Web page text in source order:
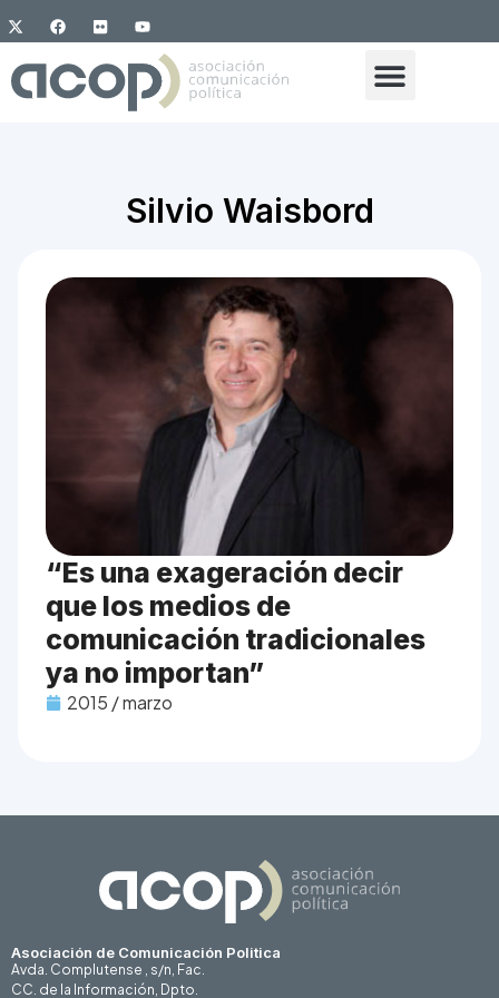
Silvio Waisbord
“Es una exageración decir
que los medios de
comunicación tradicionales
ya no importan”
2015 / marzo
Asociación de Comunicación Politica
Avda. Complutense , s/n, Fac.
CC. de la Información, Dpto.